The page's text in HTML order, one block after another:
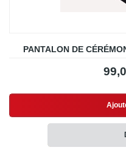
PANTALON DE